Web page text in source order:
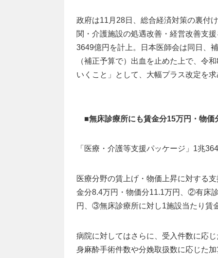
政府は11月28日、総合経済対策の裏付
関・介護施設の処遇改善・経営改善支
3649億円を計上。日本医師会は同日、
（補正予算で）出血を止めた上で、令
いくこと」として、大幅プラス改定を
■無床診療所にも賃金分15万円・物価
「医療・介護等支援パッケージ」1兆
医療分野の賃上げ・物価上昇に対する
金分8.4万円・物価分11.1万円、②有床
円、③無床診療所に対し1施設当たり賃
病院に対してはさらに、受入件数に応
身麻酔手術件数や分娩取扱数に応じた